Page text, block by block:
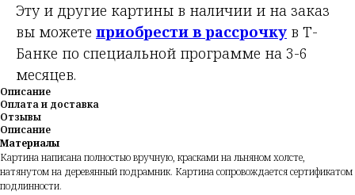
Эту и другие картины в наличии и на заказ
вы можете приобрести в рассрочку в Т-
Банке по специальной программе на 3-6
месяцев.
Описание
Оплата и доставка
Отзывы
Описание
Материалы
Картина написана полностью вручную, красками на льняном холсте,
натянутом на деревянный подрамник. Картина сопровождается сертификатом
подлинности.